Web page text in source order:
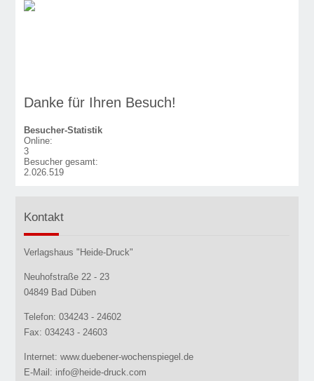
Danke für Ihren Besuch!
Besucher-Statistik
Online:
3
Besucher gesamt:
2.026.519
Kontakt
Verlagshaus "Heide-Druck"
Neuhofstraße 22 - 23
04849 Bad Düben
Telefon: 034243 - 24602
Fax: 034243 - 24603
Internet: www.duebener-wochenspiegel.de
E-Mail: info@heide-druck.com